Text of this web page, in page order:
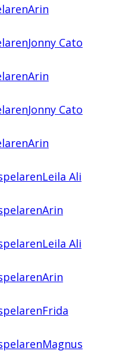
Arin
Jonny Cato
Arin
Jonny Cato
Arin
Leila Ali
Arin
Leila Ali
Arin
Frida
Magnus